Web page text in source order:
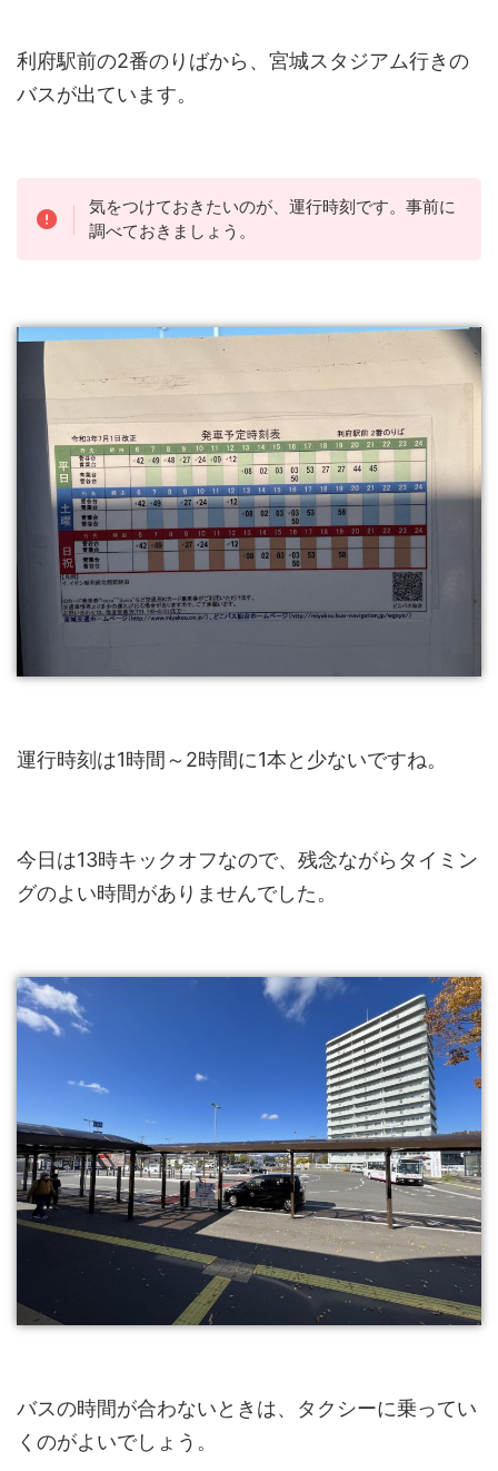
利府駅前の2番のりばから、宮城スタジアム行きの
バスが出ています。
気をつけておきたいのが、運行時刻です。事前に
調べておきましょう。
運行時刻は1時間～2時間に1本と少ないですね。
今日は13時キックオフなので、残念ながらタイミン
グのよい時間がありませんでした。
バスの時間が合わないときは、タクシーに乗ってい
くのがよいでしょう。